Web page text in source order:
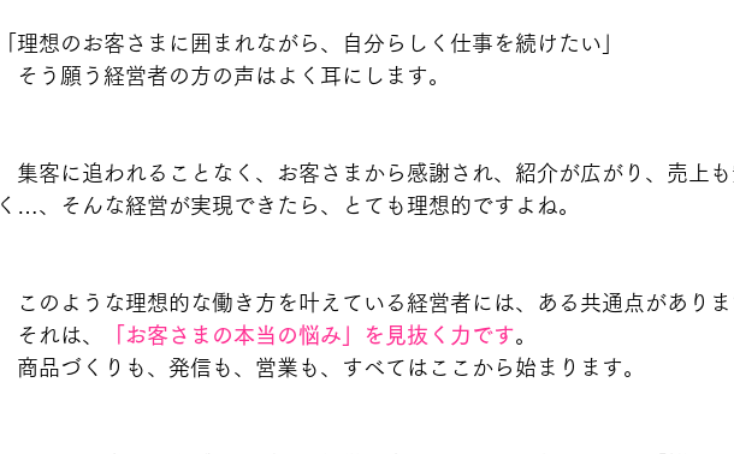
「理想のお客さまに囲まれながら、自分らしく仕事を続けたい」
そう願う経営者の方の声はよく耳にします。
集客に追われることなく、お客さまから感謝され、紹介が広がり、売上
く…、そんな経営が実現できたら、とても理想的ですよね。
このような理想的な働き方を叶えている経営者には、ある共通点がありま
それは、
「お客さまの本当の悩み」を見抜く力です。
商品づくりも、発信も、営業も、すべてはここから始まります。